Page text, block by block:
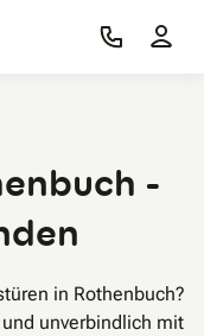
-
in Rothenbuch?
unverbindlich mit